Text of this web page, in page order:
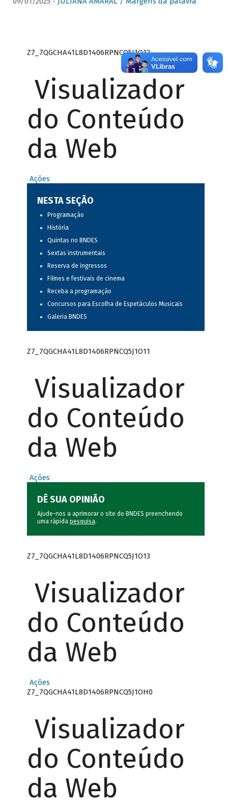
Z7_7QGCHA41L8D1406RPNCQ5J1O12
Visualizador
do Conteúdo
da Web
Ações
NESTA SEÇÃO
Programação
História
Quintas no BNDES
Sextas instrumentais
Reserva de ingressos
Filmes e festivais de cinema
Receba a programação
Concursos para Escolha de Espetáculos Musicais
Galeria BNDES
Z7_7QGCHA41L8D1406RPNCQ5J1O11
Visualizador
do Conteúdo
da Web
Ações
DÊ SUA OPINIÃO
Ajude-nos a aprimorar o site do BNDES preenchendo
uma rápida pesquisa.
Z7_7QGCHA41L8D1406RPNCQ5J1O13
Visualizador
do Conteúdo
da Web
Ações
Z7_7QGCHA41L8D1406RPNCQ5J1OH0
Visualizador
do Conteúdo
da Web